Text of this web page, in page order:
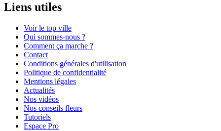
Liens utiles
Voir le top ville
Qui sommes-nous ?
Comment ça marche ?
Contact
Conditions générales d'utilisation
Politique de confidentialité
Mentions légales
Actualités
Nos vidéos
Nos conseils fleurs
Tutoriels
Espace Pro